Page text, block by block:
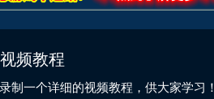
频教程
一个详细的视频教程，供大家学习！